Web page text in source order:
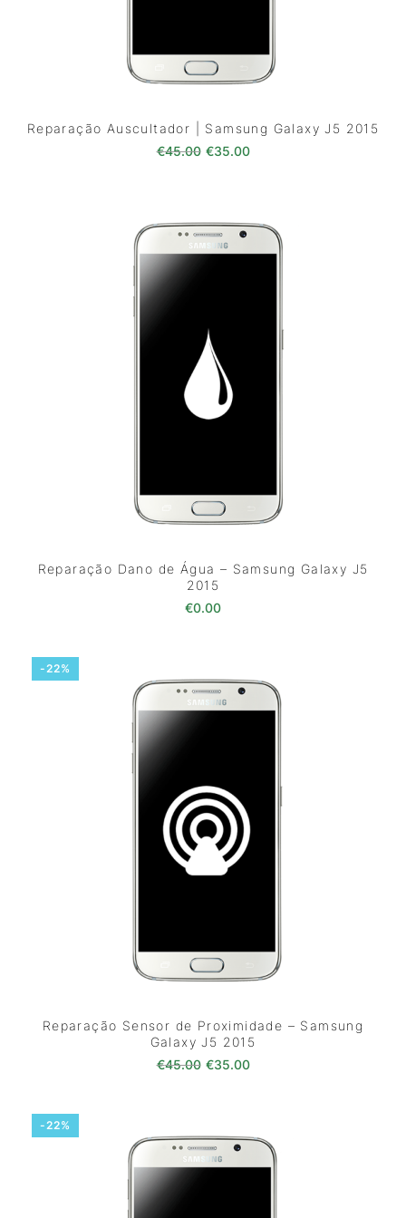
Reparação Auscultador | Samsung Galaxy J5 2015
€45.00 O preço original era: €45.00.
€35.00O preço atual é:
Reparação Dano de Água – Samsung Galaxy J5
2015
€0.00
-22%
Reparação Sensor de Proximidade – Samsung
Galaxy J5 2015
€45.00 O preço original era: €45.00.
€35.00O preço atual é:
-22%